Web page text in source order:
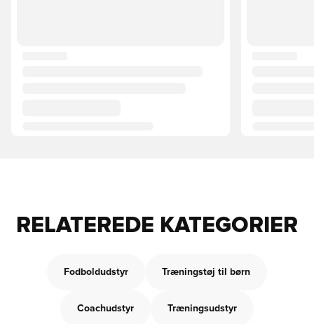
RELATEREDE KATEGORIER
Fodboldudstyr Træningstøj til børn
Coachudstyr Træningsudstyr